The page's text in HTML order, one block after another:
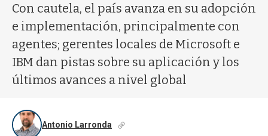
a
Con cautela, el país avanza en su adopción
e implementación, principalmente con
agentes; gerentes locales de Microsoft e
IBM dan pistas sobre su aplicación y los
últimos avances a nivel global
Antonio Larronda